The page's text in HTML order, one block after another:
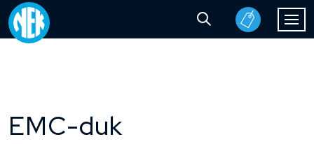
EMC-duk